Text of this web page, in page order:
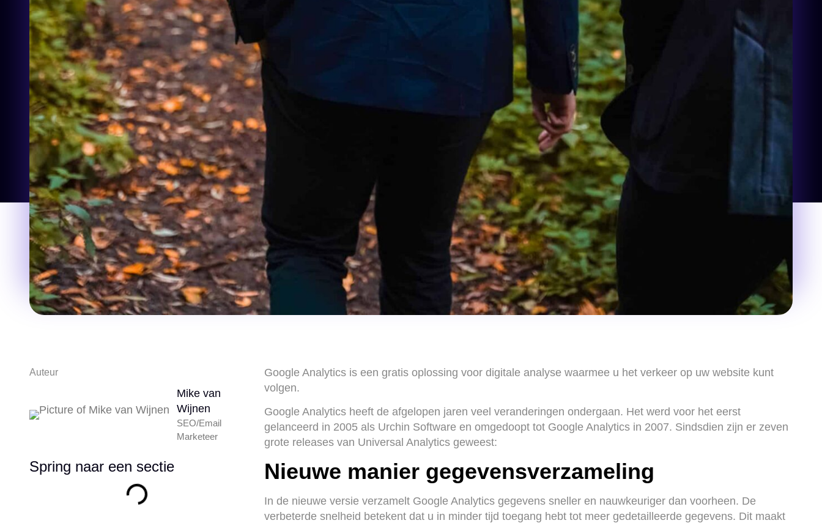
Auteur
Mike van
Wijnen
SEO/Email
Marketeer
Spring naar een sectie
Google Analytics is een gratis oplossing voor digitale analyse waarmee u het verkeer op uw website kunt
volgen.
Google Analytics heeft de afgelopen jaren veel veranderingen ondergaan. Het werd voor het eerst
gelanceerd in 2005 als Urchin Software en omgedoopt tot Google Analytics in 2007. Sindsdien zijn er zeven
grote releases van Universal Analytics geweest:
Nieuwe manier gegevensverzameling
In de nieuwe versie verzamelt Google Analytics gegevens sneller en nauwkeuriger dan voorheen. De
verbeterde snelheid betekent dat u in minder tijd toegang hebt tot meer gedetailleerde gegevens. Dit maakt